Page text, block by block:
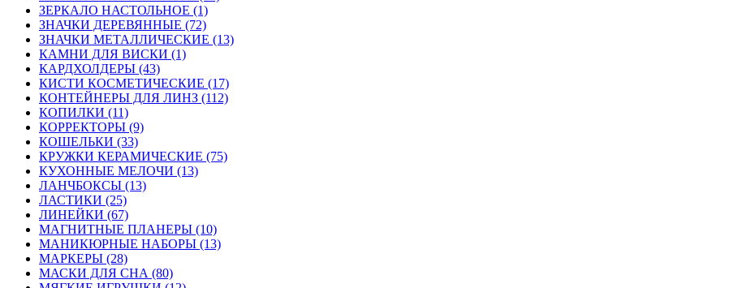
ЗЕРКАЛО НАСТОЛЬНОЕ (1)
ЗНАЧКИ ДЕРЕВЯННЫЕ (72)
ЗНАЧКИ МЕТАЛЛИЧЕСКИЕ (13)
КАМНИ ДЛЯ ВИСКИ (1)
КАРДХОЛДЕРЫ (43)
КИСТИ КОСМЕТИЧЕСКИЕ (17)
КОНТЕЙНЕРЫ ДЛЯ ЛИНЗ (112)
КОПИЛКИ (11)
КОРРЕКТОРЫ (9)
КОШЕЛЬКИ (33)
КРУЖКИ КЕРАМИЧЕСКИЕ (75)
КУХОННЫЕ МЕЛОЧИ (13)
ЛАНЧБОКСЫ (13)
ЛАСТИКИ (25)
ЛИНЕЙКИ (67)
МАГНИТНЫЕ ПЛАНЕРЫ (10)
МАНИКЮРНЫЕ НАБОРЫ (13)
МАРКЕРЫ (28)
МАСКИ ДЛЯ СНА (80)